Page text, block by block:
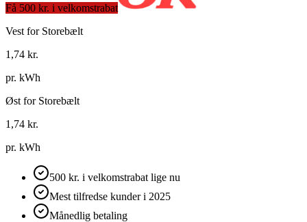
Få 500 kr. i velkomstrabat
Vest for Storebælt
1,74 kr.
pr. kWh
Øst for Storebælt
1,74 kr.
pr. kWh
500 kr. i velkomstrabat lige nu
Mest tilfredse kunder i 2025
Månedlig betaling